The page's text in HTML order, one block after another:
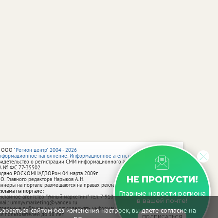
сайтом без изменения настроек, вы даете согласие на
НЕ ПРОПУСТИ!
Главные новости региона
в вашей почте!
"Регион центр" 2004 - 2026
наполнение: Информационное агентство vRossii.ru
о регистрации СМИ информационного агентства vRossii.ru
№ ФС 77‑35502
РОСКОМНАДЗОРом 04 марта 2009г.
Главного редактора Нарыков А. Н.
на портале размещаются на правах рекламы.
на портале:
агентство "Умный маркетинг" тел. 7-910-267-70-40,
umnyy.marketing@yandex.ru
публикации могут содержать информацию, не предназначенную
пользователей до 18 лет.